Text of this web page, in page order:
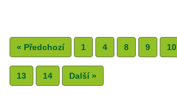
« Předchozí 1 4 8 9 10
13 14 Další »